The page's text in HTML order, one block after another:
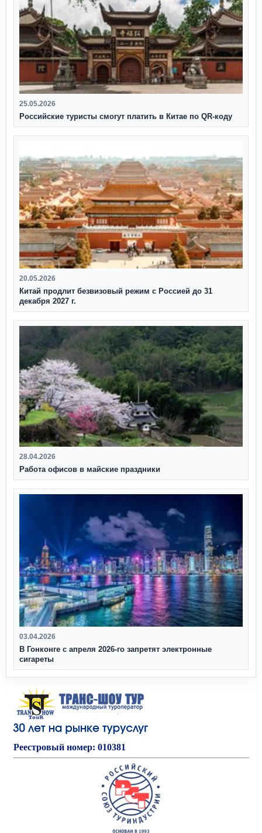
25.05.2026
Российские туристы смогут платить в Китае по QR‑коду
20.05.2026
Китай продлит безвизовый режим с Россией до 31
декабря 2027 г.
28.04.2026
Работа офисов в майские праздники
03.04.2026
В Гонконге с апреля 2026‑го запретят электронные
сигареты
Реестровый номер: 010381